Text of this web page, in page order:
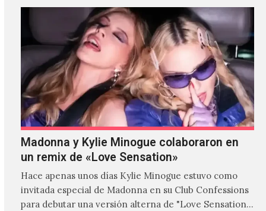
Madonna y Kylie Minogue colaboraron en
un remix de «Love Sensation»
Hace apenas unos días Kylie Minogue estuvo como
invitada especial de Madonna en su Club Confessions
para debutar una versión alterna de "Love Sensation",